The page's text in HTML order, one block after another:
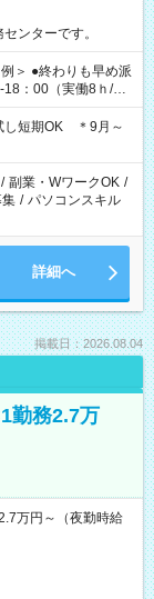
ンターです。
：00（実働8ｈ/休
派
20：00（実働7ｈ/
） 13：00-22：
し短期OK ＊9月～
/ 副業・WワークOK /
/ パソコンスキル
詳細へ
掲載日：2026.08.04
勤務2.7万
万円～（夜勤時給